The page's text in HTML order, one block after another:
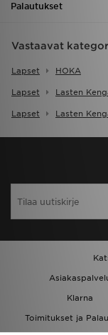
Palautukset
Vastaavat
Lapset HOKA
Lapset Lasten
Lapset Lasten
Klarna
Toimitukset ja